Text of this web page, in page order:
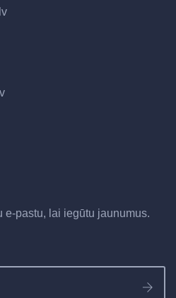
e-pastu, lai iegūtu jaunumus.